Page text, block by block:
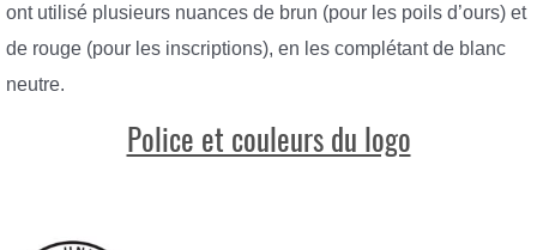
ont utilisé plusieurs nuances de brun (pour les poils d’ours) et
de rouge (pour les inscriptions), en les complétant de blanc
neutre.
Police et couleurs du logo